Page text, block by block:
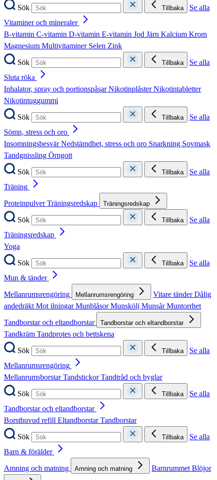
Sök
Tillbaka
Se alla
Vitaminer och mineraler
B-vitamin C-vitamin D-vitamin E-vitamin Jod Järn Kalcium Krom
Magnesium Multivitaminer Selen Zink
Sök
Tillbaka
Se alla
Sluta röka
Inhalator, spray och portionspåsarNikotinplåsterNikotintabletter
Nikotintuggummi
Sök
Tillbaka
Se alla
Sömn, stress och oro
InsomningsbesvärNedstämdhet, stress och oro Snarkning Sovmask
Tandgnissling Örngott
Sök
Tillbaka
Se alla
Träning
ProteinpulverTräningsredskap Träningsredskap
Sök Tillbaka
Se alla
Träningsredskap
Yoga
Sök
Tillbaka
Se alla
Mun & tänder
Mellanrumsrengöring
Mellanrumsrengöring Vitare tänderDålig
andedräktMot ilningarMunblåsorMunskölj MunsårMuntorrhet
Tandborstar och eltandborstar
Tandborstar och eltandborstar
Tandkräm Tandprotes och bettskena
Sök
Tillbaka
Se alla
Mellanrumsrengöring
MellanrumsborstarTandstickorTandtråd och byglar
Sök
Tillbaka
Se alla
Tandborstar och eltandborstar
Borsthuvud refill EltandborstarTandborstar
Sök
Tillbaka
Se alla
Barn & förälder
Amning och matning
Amning och matning BarnrummetBlöjor